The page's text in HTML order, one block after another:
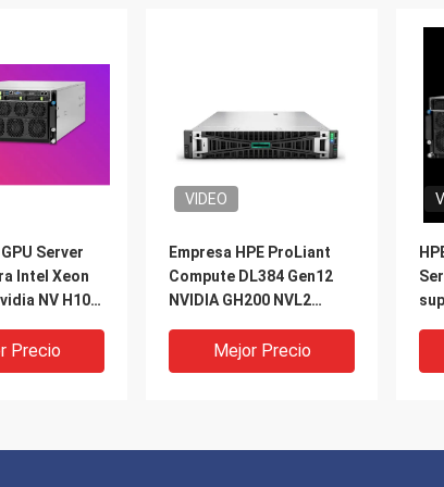
Server
Intel Xeon
NV H100
Precio
VIDEO
Empresa HPE ProLiant
Compute DL384 Gen12
NVIDIA GH200 NVL2
la nube privada
Mejor Precio